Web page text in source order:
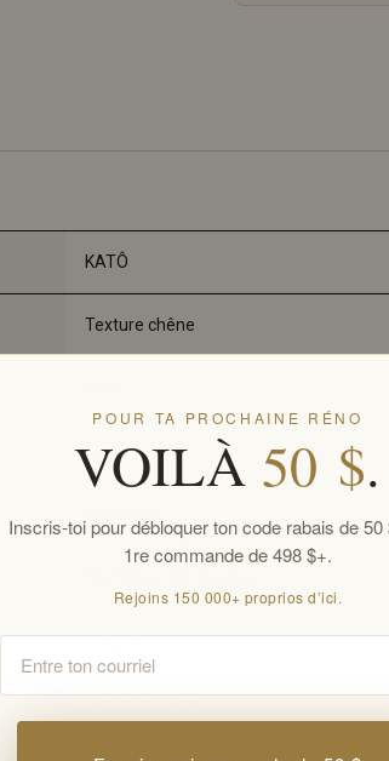
KATÔ
Texture chêne
18 po
Intégré
POUR TA PROCHAINE RÉNO
VOILÀ 50 $.
Inscris-toi pour débloquer ton code rabais de 50
1re commande de 498 $+.
Rejoins 150 000+ proprios d’ici.
Email